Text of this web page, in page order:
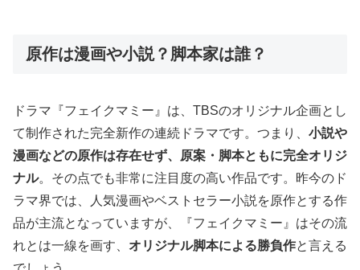
原作は漫画や小説？脚本家は誰？
ドラマ『フェイクマミー』は、TBSのオリジナル企画とし
て制作された完全新作の連続ドラマです。つまり、 小説や
漫画などの原作は存在せず、原案・脚本ともに完全オリジ
ナル。その点でも非常に注目度の高い作品です。昨今のド
ラマ界では、人気漫画やベストセラー小説を原作とする作
品が主流となっていますが、『フェイクマミー』はその流
れとは一線を画す、 オリジナル脚本による勝負作と言える